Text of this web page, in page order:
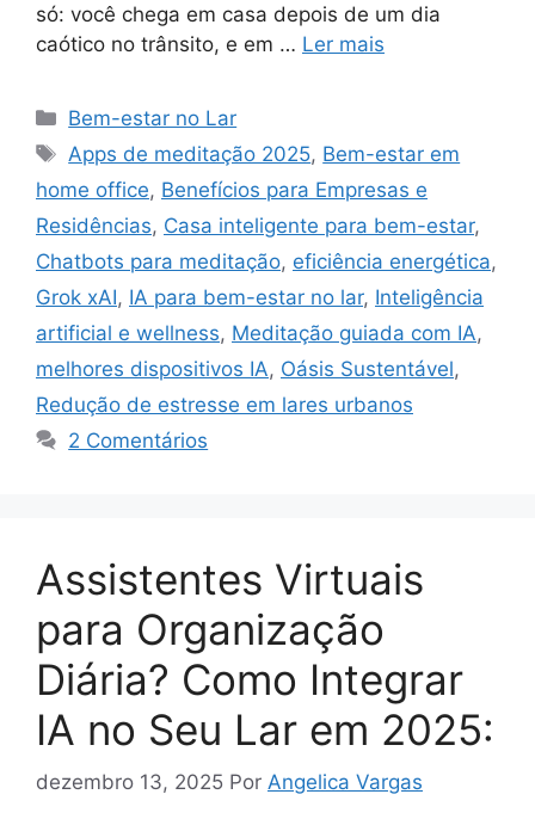
só: você chega em casa depois de um dia
caótico no trânsito, e em … Ler mais
Categorias
Bem-estar no Lar
Tags
Apps de meditação 2025, Bem-estar em
home office, Benefícios para Empresas e
Residências, Casa inteligente para bem-estar,
Chatbots para meditação, eficiência energética,
Grok xAI, IA para bem-estar no lar, Inteligência
artificial e wellness, Meditação guiada com IA,
melhores dispositivos IA, Oásis Sustentável,
Redução de estresse em lares urbanos
2 Comentários
Assistentes Virtuais
para Organização
Diária? Como Integrar
IA no Seu Lar em 2025:
dezembro 13, 2025 Por Angelica Vargas